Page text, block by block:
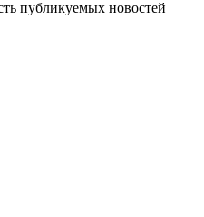
публикуемых новостей